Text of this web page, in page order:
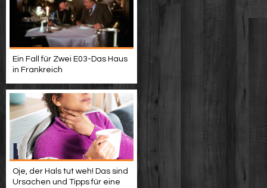
Ein Fall für Zwei E03-Das Haus
in Frankreich
Oje, der Hals tut weh! Das sind
Ursachen und Tipps für eine